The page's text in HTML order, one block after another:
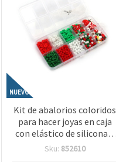
NUEVO
Kit de abalorios coloridos
para hacer joyas en caja
con elástico de silicona –
colores blanco, verde y
Sku: 852610